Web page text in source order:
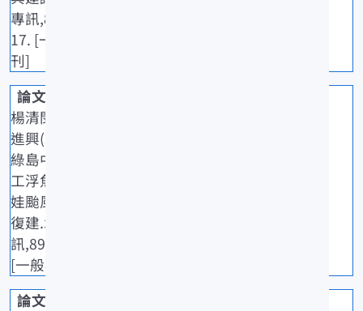
專訊,89: 12-
17. [一般期
刊]
楊清閔、翁
進興(2025)
綠島中層人
工浮魚礁瑪
娃颱風災後
復建.水試專
訊,89: 31-35.
[一般期刊]